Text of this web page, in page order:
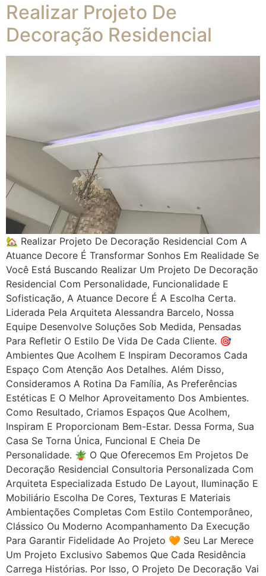
Realizar Projeto De
Decoração Residencial
🏡 Realizar Projeto De Decoração Residencial Com A
Atuance Decore É Transformar Sonhos Em Realidade Se
Você Está Buscando Realizar Um Projeto De Decoração
Residencial Com Personalidade, Funcionalidade E
Sofisticação, A Atuance Decore É A Escolha Certa.
Liderada Pela Arquiteta Alessandra Barcelo, Nossa
Equipe Desenvolve Soluções Sob Medida, Pensadas
Para Refletir O Estilo De Vida De Cada Cliente. 🎯
Ambientes Que Acolhem E Inspiram Decoramos Cada
Espaço Com Atenção Aos Detalhes. Além Disso,
Consideramos A Rotina Da Família, As Preferências
Estéticas E O Melhor Aproveitamento Dos Ambientes.
Como Resultado, Criamos Espaços Que Acolhem,
Inspiram E Proporcionam Bem-Estar. Dessa Forma, Sua
Casa Se Torna Única, Funcional E Cheia De
Personalidade. 🪴 O Que Oferecemos Em Projetos De
Decoração Residencial Consultoria Personalizada Com
Arquiteta Especializada Estudo De Layout, Iluminação E
Mobiliário Escolha De Cores, Texturas E Materiais
Ambientações Completas Com Estilo Contemporâneo,
Clássico Ou Moderno Acompanhamento Da Execução
Para Garantir Fidelidade Ao Projeto 🧡 Seu Lar Merece
Um Projeto Exclusivo Sabemos Que Cada Residência
Carrega Histórias. Por Isso, O Projeto De Decoração Vai